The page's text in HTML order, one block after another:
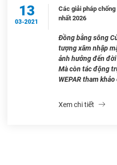
13
03-2021
Các giải pháp
nhất 2026
Đồng bằng sông
tượng xâm nhập
ảnh hưởng đến
Mà còn tác động
WEPAR tham
[…]
Xem chi tiết